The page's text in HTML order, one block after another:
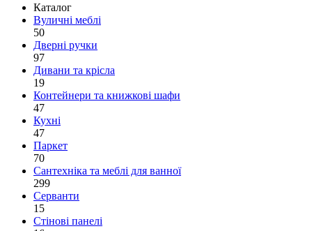
Каталог
Вуличні меблі
50
Дверні ручки
97
Дивани та крісла
19
Контейнери та книжкові шафи
47
Кухні
47
Паркет
70
Сантехніка та меблі для ванної
299
Серванти
15
Стінові панелі